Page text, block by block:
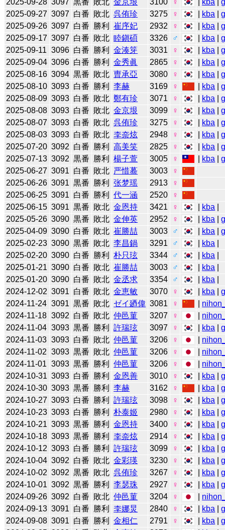
2025-09-27 3097 白番 敗北 呉侑珍 3275 ♀ kba |
2025-09-26 3097 白番 勝利 崔序妃 2932 ♀ kba |
2025-09-17 3097 白番 敗北 睦鎭碩 3326 ♂ kba |
2025-09-11 3096 白番 勝利 金湊笌 3031 ♀ kba |
2025-09-04 3096 白番 勝利 金秀眞 2865 ♀ kba |
2025-08-16 3094 黒番 敗北 曺承亞 3080 ♀ kba |
2025-08-10 3093 白番 勝利 李赫 3169 ♀ kba |
2025-08-09 3093 白番 敗北 鄭有珍 3071 ♀ kba |
2025-08-08 3093 白番 敗北 金京垠 3099 ♀ kba |
2025-08-07 3093 白番 敗北 呉侑珍 3275 ♀ kba |
2025-08-03 3093 白番 敗北 李奈炫 2948 ♀ kba |
2025-07-20 3092 白番 勝利 高美笑 2825 ♀ kba |
2025-07-13 3092 黒番 勝利 楊子萱 3005 ♀ kba |
2025-06-27 3091 白番 敗北 严惜蓦 3003
♀
2025-06-26 3091 黒番 勝利 张梦瑶 2913
♀
2025-06-25 3091 白番 勝利 代一涵 2520
♀
2025-06-15 3091 黒番 敗北 金恩持 3421 ♀ kba
2025-05-26 3090 黒番 敗北 金伸英 2952 ♀ kba |
2025-04-09 3090 白番 敗北 崔勝喆 3003 ♂ kba |
2025-02-23 3090 黒番 敗北 李昌鍋 3291 ♂ kba
2025-02-20 3090 白番 勝利 朴只玹 3344 ♂ kba
2025-01-21 3090 白番 敗北 崔勝喆 3003 ♂ kba
2025-01-20 3090 白番 敗北 金丞求 3354 ♂ kba
2024-12-02 3091 白番 敗北 金恵敏 3070 ♀ kba |
2024-11-24 3091 黒番 敗北 ゼイ廼偉 3081 ♀
2024-11-18 3092 白番 敗北 仲邑菫 3207 ♀
2024-11-04 3093 黒番 勝利 許瑞玹 3097 ♀ kba |
2024-11-03 3093 白番 敗北 仲邑菫 3206 ♀
2024-11-02 3093 黒番 敗北 仲邑菫 3206 ♀
2024-11-01 3093 黒番 勝利 仲邑菫 3206 ♀
2024-10-31 3093 白番 勝利 金恩善 3010 ♀ kba |
2024-10-30 3093 黒番 勝利 李赫 3162 ♀ kba |
2024-10-27 3093 白番 勝利 許瑞玹 3098 ♀ kba |
2024-10-23 3093 白番 勝利 朴泰姬 2980 ♀ kba |
2024-10-21 3093 黒番 勝利 金恩持 3400 ♀ kba |
2024-10-18 3093 黒番 勝利 李奈炫 2914 ♀ kba |
2024-10-12 3093 白番 勝利 許瑞玹 3099 ♀ kba |
2024-10-04 3092 白番 敗北 金彩瑛 3230 ♀ kba |
2024-10-02 3092 黒番 敗北 呉侑珍 3267 ♀ kba |
2024-10-01 3092 黒番 勝利 李瑟珠 2927 ♀ kba |
2024-09-26 3092 白番 敗北 仲邑菫 3204 ♀
2024-09-13 3091 白番 勝利 李娜炅 2840 ♀ kba |
2024-09-08 3091 白番 勝利 金相仁 2791 ♀ kba |